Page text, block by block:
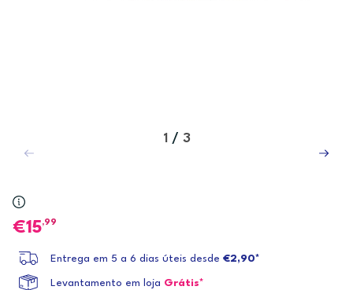
1 / 3
15,99
Entrega em 5 a 6 dias úteis desde €2,90*
Levantamento em loja Grátis*